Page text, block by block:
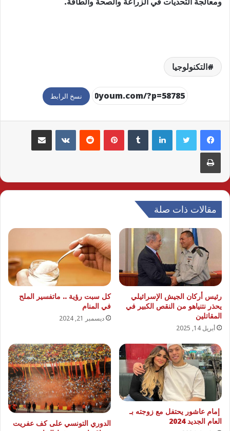
التكنولوجيا
نسخ الرابط
لينكدإن بينتيريست مشاركة عبر البريد
طباعة
مقالات ذات صلة
رئيس أركان الجيش الإسرائيلي
يحذر نتنياهو من النقص الكبير في
المقاتلين
أبريل 14, 2025
كل سبت رؤية .. ماتفسير الملح
في المنام
ديسمبر 21, 2024
إمام عاشور يحتفل مع زوجته بـ
العام الجديد 2024
الدوري التونسي على كف عفريت